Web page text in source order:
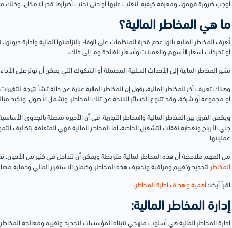
أوجب ضرورة فهمها، ومعرفة كيفية التغلب عليها أو حتى تجنب أضرارها قدر الإمكان، وذلك
ما هي المخاطر المالية؟
تُعرف المخاطر المالية بأنها عدم قدرة المنظمات على الوفاء بالتزاماتها المالية وإدارة
أو تحركات أسعار الأسهم والعملات وأسعار الفائدة وما إلى ذلك.
تشير المخاطر المالية إلى الأحداث السلبية المحتملة أو الشكوك التي يمكن أن تؤثر على
وهناك تعريف آخر للمخاطر المالية، يقول إن المخاطر المالية عبارة عن حالة تنشأ نتيجة
أو مجموعة أو شركة، وقد تتنوع الخسائر الناتجة عن تلك المخاطر، وتشمل الأصول، وتكبد
ويكمن الفرق بين المخاطر المالية والمخاطر التجارية، في أن الأخيرة متصلة بالجدوى
جني الأرباح وتغطية نفقات التشغيل الخاصة، أما المخاطر المالية فهي المتعلقة بتكاليف
عملياتها.
من المهم ملاحظة أن هذه المخاطر المالية مترابطة ويمكن أن تتداخل في كثير من الأحيان.
المخاطر لتحديد وتقييم ومراقبة وتخفيف هذه المخاطر، وضمان الاستقرار المالي وحماية
اقرأ أيضًا: أهمية وأهداف إدارة المخاطر.
إدارة المخاطر المالية:
إدارة المخاطر المالية هي أسلوب منهجي تتبناه المؤسسات لتحديد وتقييم ومعالجة المخاطر